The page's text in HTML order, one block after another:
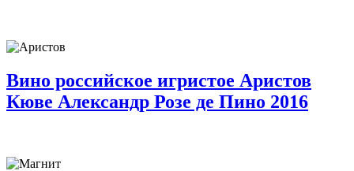
Вино российское игристое Аристов
Кюве Александр Розе де Пино 2016